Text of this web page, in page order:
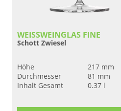
WEISSWEINGLAS FINE
Schott Zwiesel
Höhe
217 mm
Durchmesser
81 mm
Inhalt Gesamt
0.37 l